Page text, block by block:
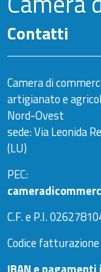
Contatti
Camera di
artigianato e
Nord-Ovest
sede: Via Leonida
(LU)
PEC:
C.F. e P.I.
Codice